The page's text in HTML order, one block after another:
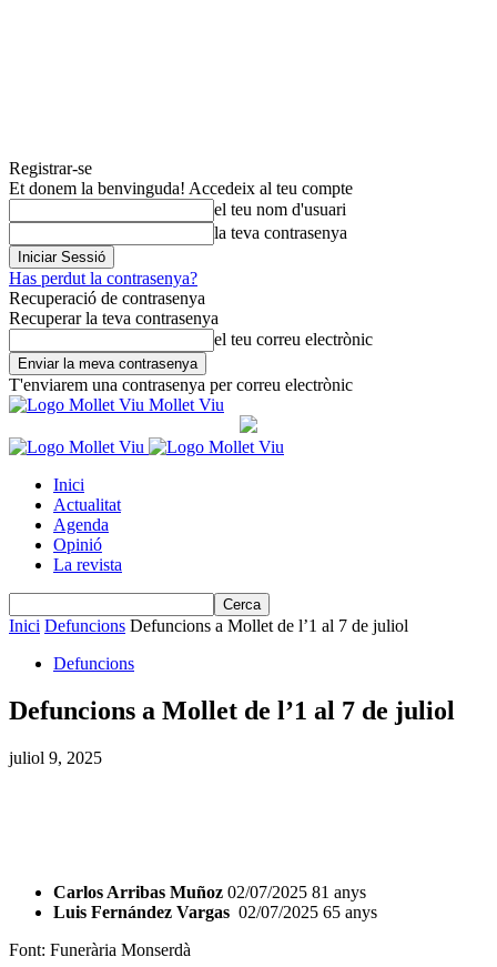
Registrar-se
Et donem la benvinguda! Accedeix al teu compte
el teu nom d'usuari
la teva contrasenya
Has perdut la contrasenya?
Recuperació de contrasenya
Recuperar la teva contrasenya
el teu correu electrònic
T'enviarem una contrasenya per correu electrònic
Mollet Viu
Inici
Actualitat
Agenda
Opinió
La revista
Inici Defuncions Defuncions a Mollet de l’1 al 7 de juliol
Defuncions
Defuncions a Mollet de l’1 al 7 de juliol
juliol 9, 2025
Carlos Arribas Muñoz 02/07/2025 81 anys
Luis Fernández Vargas 02/07/2025 65 anys
Font: Funerària Monserdà